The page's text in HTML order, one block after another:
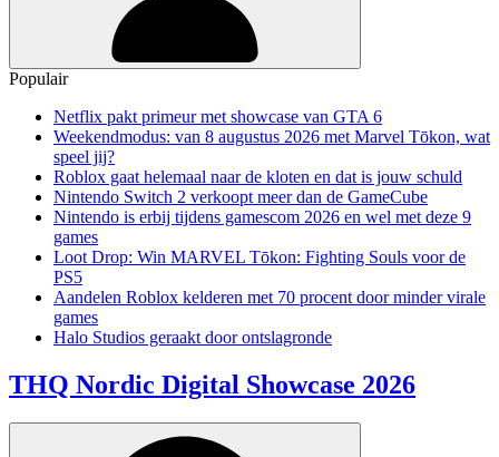
Populair
Netflix pakt primeur met showcase van GTA 6
Weekendmodus: van 8 augustus 2026 met Marvel Tōkon, wat
speel jij?
Roblox gaat helemaal naar de kloten en dat is jouw schuld
Nintendo Switch 2 verkoopt meer dan de GameCube
Nintendo is erbij tijdens gamescom 2026 en wel met deze 9
games
Loot Drop: Win MARVEL Tōkon: Fighting Souls voor de
PS5
Aandelen Roblox kelderen met 70 procent door minder virale
games
Halo Studios geraakt door ontslagronde
THQ Nordic Digital Showcase 2026